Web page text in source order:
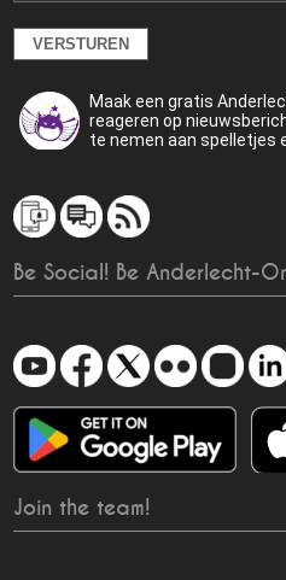
Maak een gratis
reageren op
te nemen aan spelletjes
Be Social! Be Anderlecht-
Join the team!